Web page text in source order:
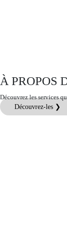
À PROPOS
Découvrez les services
Découvrez-les ❯